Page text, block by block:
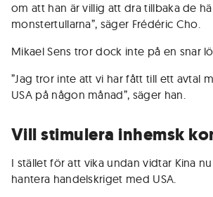
om att han är villig att dra tillbaka de
monstertullarna”, säger Frédéric Cho.
Mikael Sens tror dock inte på en snar
”Jag tror inte att vi har fått till ett avtal
USA på någon månad”, säger han.
Vill stimulera inhemsk
I stället för att vika undan vidtar Kina
hantera handelskriget med USA.